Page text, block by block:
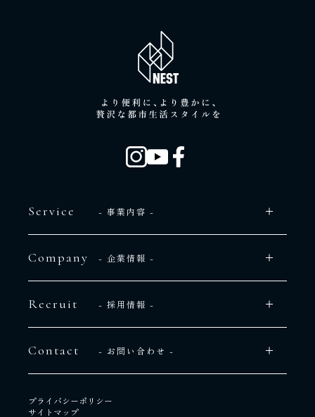
Service - 事業内容 -
Company - 企業情報 -
Recruit - 採用情報 -
Contact - お問い合わせ -
プライバシーポリシー
サイトマップ